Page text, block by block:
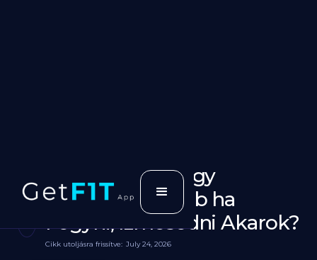
Főtt Krumpli vagy
Sültkrumpli jobb ha
Fogyni, Izmosodni Akarok?
Cikk utoljásra frissítve: July 24, 2026